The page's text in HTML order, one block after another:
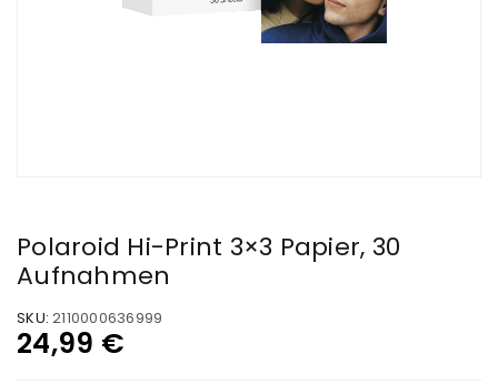
Polaroid Hi-Print 3×3 Papier, 30
Aufnahmen
SKU: 2110000636999
24,99 €